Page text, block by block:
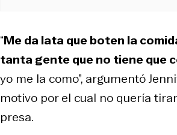
“Me da lata que boten la
tanta gente que no tiene que
yo me la como”, argumentó
motivo por el cual no quería
presa.